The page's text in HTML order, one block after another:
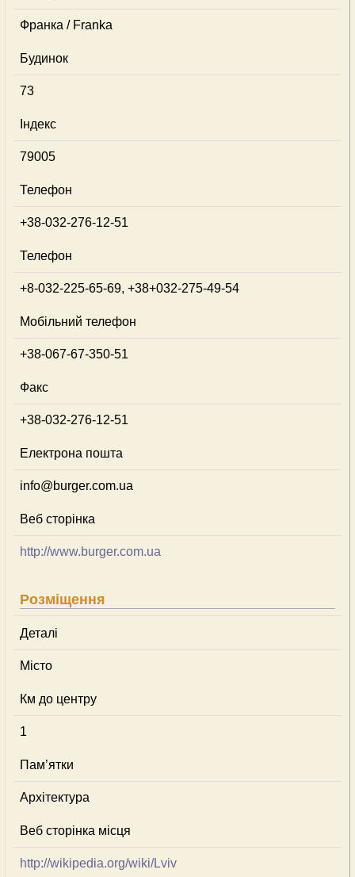
Франка / Franka
Будинок
73
Індекс
79005
Телефон
+38-032-276-12-51
Телефон
+8-032-225-65-69, +38+032-275-49-54
Мобільний телефон
+38-067-67-350-51
Факс
+38-032-276-12-51
Електрона пошта
info@burger.com.ua
Веб сторінка
http://www.burger.com.ua
Розміщення
Деталі
Місто
Км до центру
1
Пам’ятки
Архітектура
Веб сторінка місця
http://wikipedia.org/wiki/Lviv